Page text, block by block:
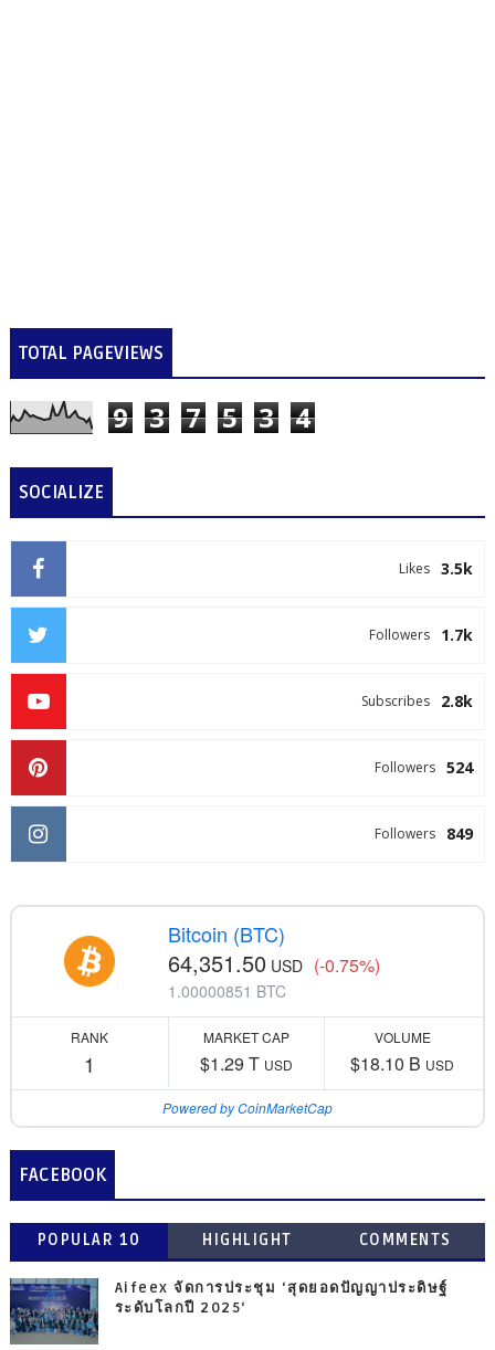
TOTAL PAGEVIEWS
9 3 7 5 3 4
SOCIALIZE
3.5k
Likes
1.7k
Followers
2.8k
Subscribes
524
Followers
849
Followers
Bitcoin (BTC)
64,351.50 USD (-0.75%)
1.00000851 BTC
RANK
1
MARKET CAP
$1.29 T USD
VOLUME
$18.10 B USD
Powered by CoinMarketCap
FACEBOOK
POPULAR 10 HIGHLIGHT COMMENTS
Aifeex จัดการประชุม ‘สุดยอดปัญญาประดิษฐ์
ระดับโลกปี 2025‘